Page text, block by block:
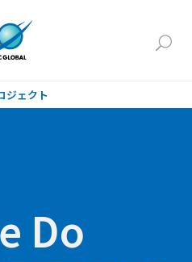
ジェクト
Do